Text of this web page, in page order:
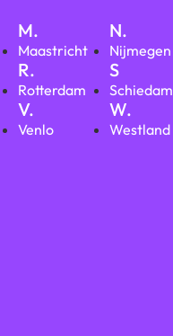
M.
Maastricht
N.
Nijmegen
R.
Rotterdam
S
Schiedam
V.
Venlo
W.
Westland